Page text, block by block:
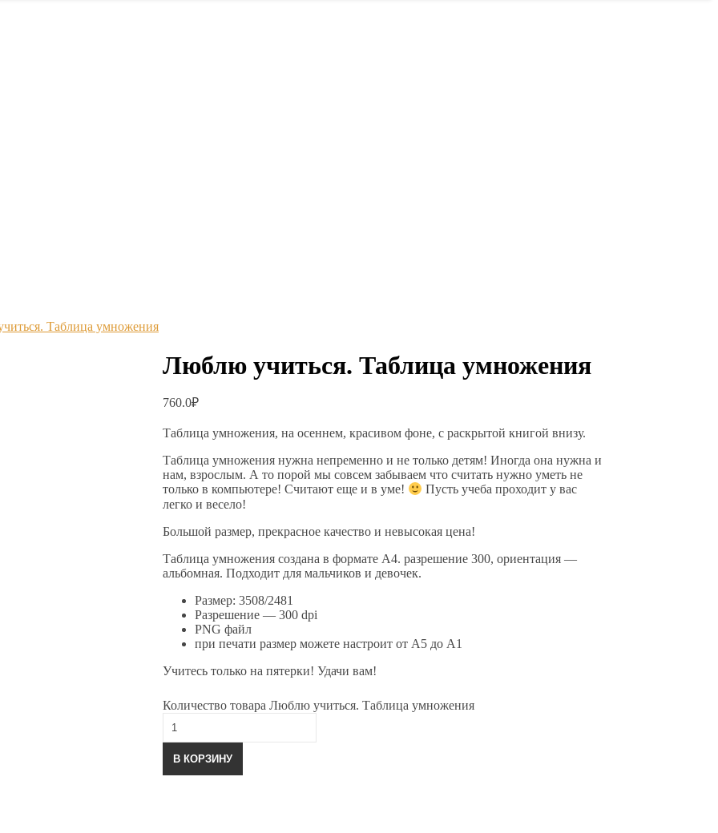
Таблица умножения
Люблю учиться. Таблица умножения
760.0₽
Таблица умножения, на осеннем, красивом фоне, с раскрытой книгой внизу.
Таблица умножения нужна непременно и не только детям! Иногда она нужна и
нам, взрослым. А то порой мы совсем забываем что считать нужно уметь не
только в компьютере! Считают еще и в уме!
Пусть учеба проходит у вас
легко и весело!
Большой размер, прекрасное качество и невысокая цена!
Таблица умножения создана в формате А4. разрешение 300, ориентация —
альбомная. Подходит для мальчиков и девочек.
Размер: 3508/2481
Разрешение — 300 dpi
PNG файл
при печати размер можете настроит от А5 до А1
Учитесь только на пятерки! Удачи вам!
Количество товара Люблю учиться. Таблица умножения
В КОРЗИНУ